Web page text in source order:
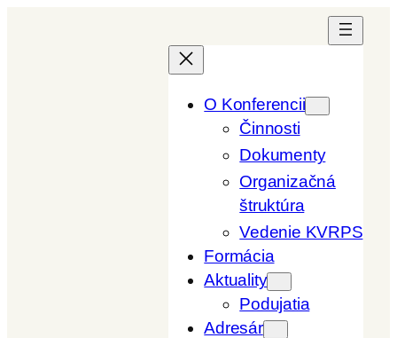
O Konferencii
Činnosti
Dokumenty
Organizačná
štruktúra
Vedenie KVRPS
Formácia
Aktuality
Podujatia
Adresár